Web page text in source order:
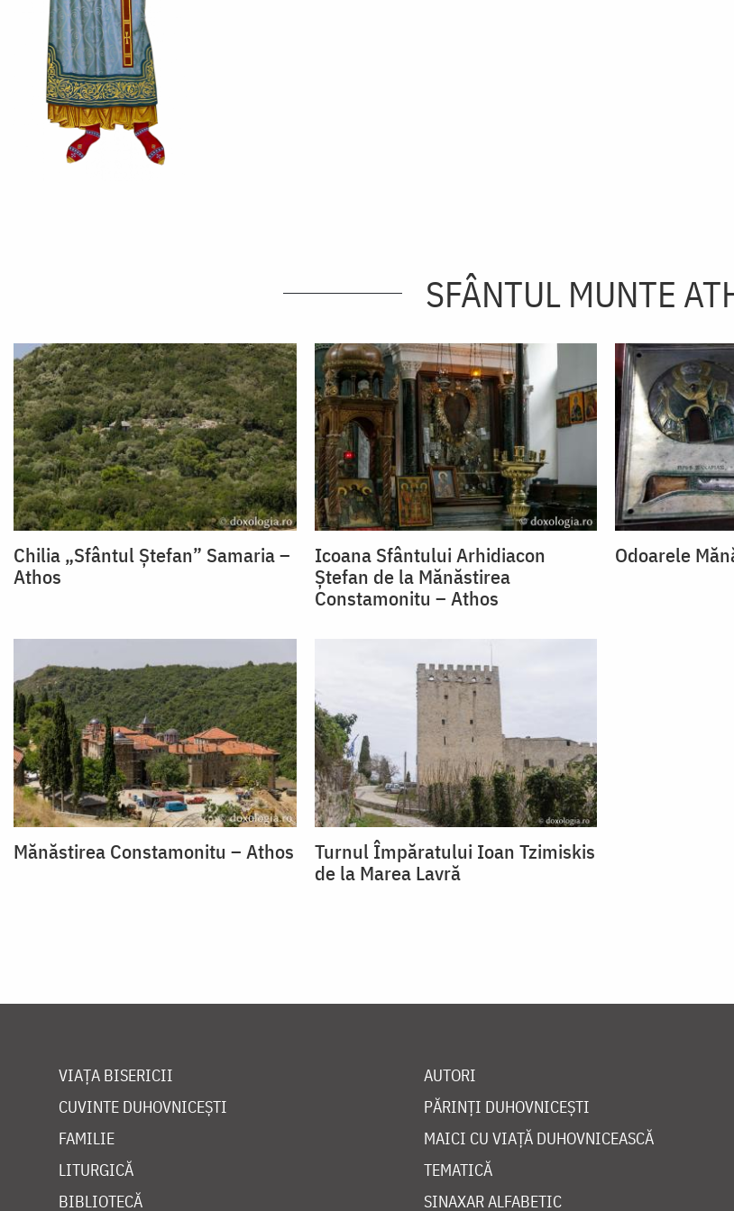
SFÂNTUL MUNTE
Chilia „Sfântul Ștefan” Samaria –
Athos
Icoana Sfântului Arhidiacon
Ștefan de la Mănăstirea
Constamonitu – Athos
Odoarele
Mănăstirea Constamonitu – Athos
Turnul Împăratului Ioan Tzimiskis
de la Marea Lavră
VIAȚA BISERICII
CUVINTE DUHOVNICEȘTI
FAMILIE
LITURGICĂ
BIBLIOTECĂ
AUTORI
PĂRINȚI DUHOVNICEȘTI
MAICI CU VIAȚĂ DUHOVNICEASCĂ
TEMATICĂ
SINAXAR ALFABETIC